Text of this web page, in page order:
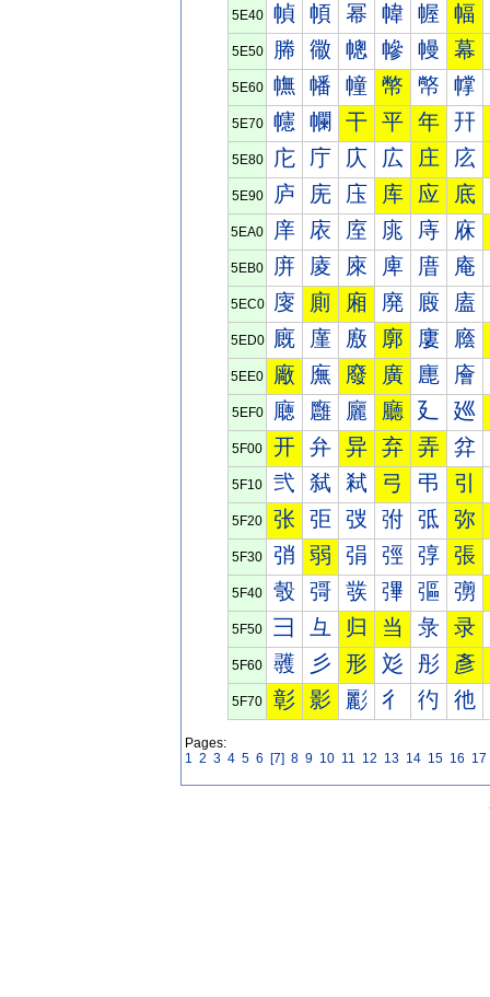
5E40 幀 幁 幂 幃 幄 幅
5E50 幐 幑 幒 幓 幔 幕
5E60 幠 幡 幢 幣 幤 幥
5E70 幰 幱 干 平 年 幵
5E80 庀 庁 庂 広 庄 庅
5E90 庐 庑 庒 库 应 底
5EA0 庠 庡 庢 庣 庤 庥
5EB0 庰 庱 庲 庳 庴 庵
5EC0 廀 廁 廂 廃 廄 廅
5ED0 廐 廑 廒 廓 廔 廕
5EE0 廠 廡 廢 廣 廤 廥
5EF0 廰 廱 廲 廳 廴 廵
5F00 开 弁 异 弃 弄 弅
5F10 弐 弑 弒 弓 弔 引
5F20 张 弡 弢 弣 弤 弥
5F30 弰 弱 弲 弳 弴 張
5F40 彀 彁 彂 彃 彄 彅
5F50 彐 彑 归 当 彔 录
5F60 彠 彡 形 彣 彤 彥
5F70 彰 影 彲 彳 彴 彵
Pages:
1 2 3 4 5 6 [7] 8 9 10 11 12 13 14 15 16 17